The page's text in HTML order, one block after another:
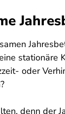
stationäre
oder
denn der